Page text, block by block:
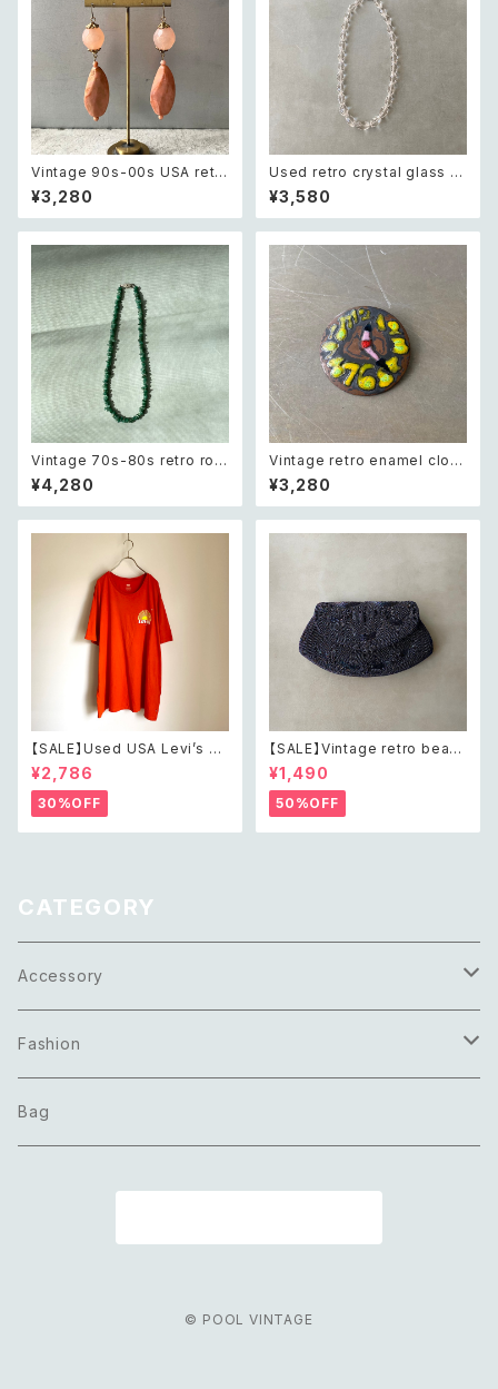
Vintage 90s-00s USA retr
o pink×gold marble beads
pierce レトロ アメリカ ヴィン
テージ アクセサリー ピンク×ゴ
イヤリング
¥3,280
Used retro crystal glass b
eads necklace レトロ ユーズ
ド アクセサリー クリスタル ガラ
ス ビーズ ネックレス
¥3,580
Vintage 70s-80s retro rou
gh cut green aventurine ne
cklace レトロ ヴィンテージ ア
クセサリー 天然石 ラフカット グ
¥4,280
Vintage retro enamel cloc
k brooch レトロ ヴィンテージ
アクセサリー エナメル 時計 ブ
ローチ
¥3,280
【SALE】Used USA Levi’s su
nrise design orange t shirt
レトロ アメリカ ユーズド 古着
リーバイス サンライズ デザイン
オレンジ Tシャツ XXL
¥2,786
30%OFF
【SALE】Vintage retro bead
s embroidery navy blue po
uch レトロ ヴィンテージ ホワイ
ト ビーズ刺繍 ネイビー 紺色 ポ
ーチ
¥1,490
50%OFF
CATEGORY
Accessory
Necklace
Pierce
Fashion
Tops
Bag
© POOL VINTAGE